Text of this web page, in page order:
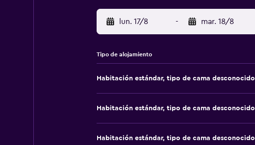
lun. 17/8 - mar. 18/8
Tipo de alojamiento
Habitación estándar, tipo de cama desconocido
Habitación estándar, tipo de cama desconocido
Habitación estándar, tipo de cama desconocido